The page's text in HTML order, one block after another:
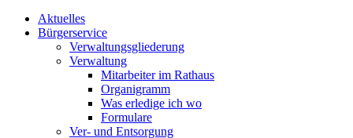
Aktuelles
Bürgerservice
Verwaltungsgliederung
Verwaltung
Mitarbeiter im Rathaus
Organigramm
Was erledige ich wo
Formulare
Ver- und Entsorgung